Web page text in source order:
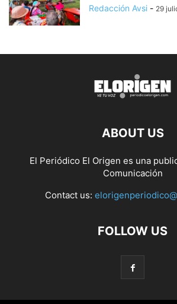
Redacción Avsi - 29
ABOUT US
El Periódico El Origen es una
Comunicación
Contact us:
FOLLOW US